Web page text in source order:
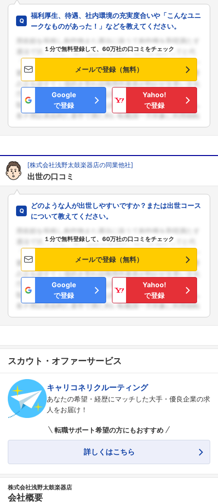
福利厚生、待遇、社内環境の充実度合いや「こんなユニ
ークなものがあった！」などを教えてください。
１分で無料登録して、60万社の口コミをチェック
メールで登録（無料）
Google
で登録
Yahoo!
で登録
[株式会社浅野太鼓楽器店の同業他社]
出世の口コミ
どのような人が出世しやすいですか？または出世コース
について教えてください。
１分で無料登録して、60万社の口コミをチェック
メールで登録（無料）
Google
で登録
Yahoo!
で登録
スカウト・オファーサービス
キャリコネリクルーティング
あなたの希望・経歴にマッチした大手・優良企業の求
人をお届け！
転職サポート希望の方にもおすすめ
詳しくはこちら
株式会社浅野太鼓楽器店
会社概要